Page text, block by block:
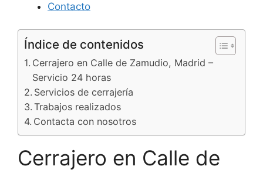
Contacto
Índice de contenidos
Cerrajero en Calle de Zamudio, Madrid –
Servicio 24 horas
Servicios de cerrajería
Trabajos realizados
Contacta con nosotros
Cerrajero en Calle de